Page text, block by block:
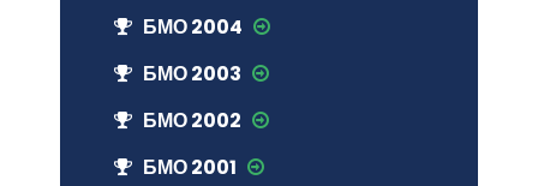
БМО 2004
БМО 2003
БМО 2002
БМО 2001